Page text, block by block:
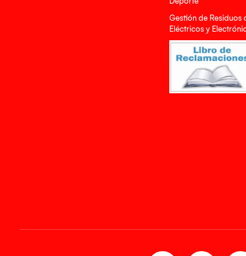
Gestión de Residuos
Eléctricos y